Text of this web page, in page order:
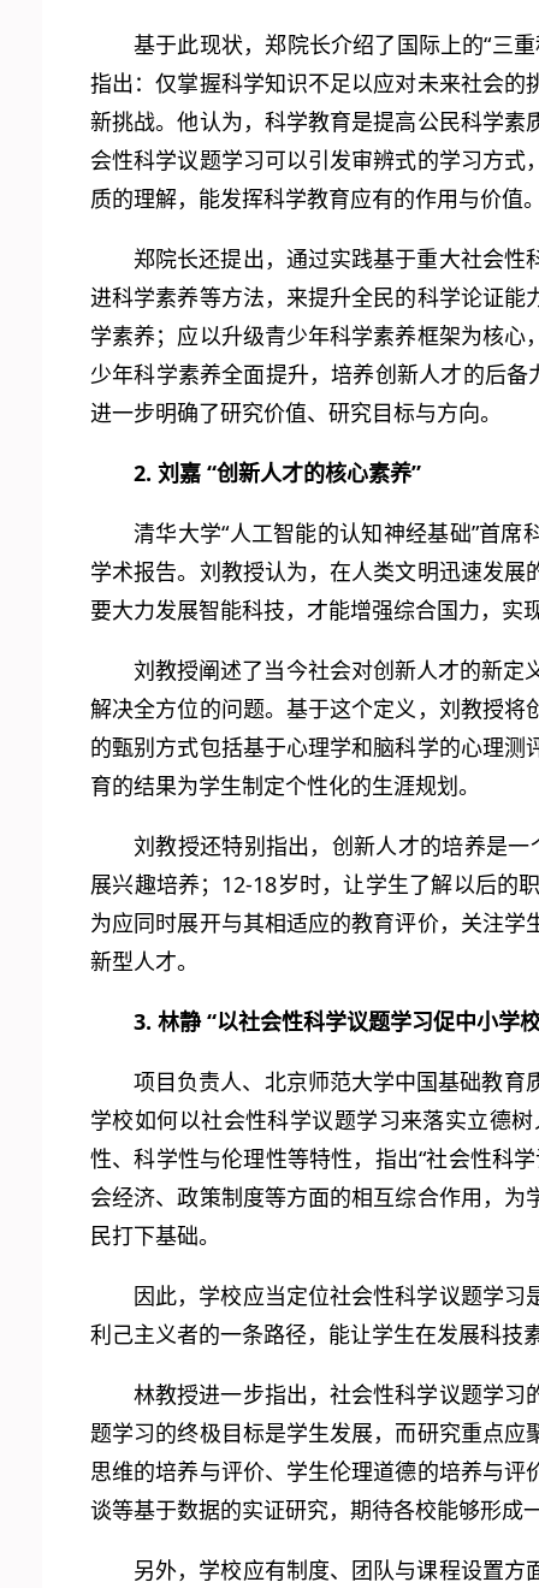
基于此现状，郑院长介绍了国际上的“三
指出：仅掌握科学知识不足以应对未来社会
新挑战。他认为，科学教育是提高公民科学
会性科学议题学习可以引发审辨式的学习方
质的理解，能发挥科学教育应有的作用与价值
郑院长还提出，通过实践基于重大社会
进科学素养等方法，来提升全民的科学论证
学素养；应以升级青少年科学素养框架为核
少年科学素养全面提升，培养创新人才的后
进一步明确了研究价值、研究目标与方向。
2. 刘嘉 “创新人才的核心素养”
清华大学“人工智能的认知神经基础”首
学术报告。刘教授认为，在人类文明迅速发
要大力发展智能科技，才能增强综合国力，
刘教授阐述了当今社会对创新人才的新
解决全方位的问题。基于这个定义，刘教授
的甄别方式包括基于心理学和脑科学的心理
育的结果为学生制定个性化的生涯规划。
刘教授还特别指出，创新人才的培养是
展兴趣培养；12-18岁时，让学生了解以后的
为应同时展开与其相适应的教育评价，关注
新型人才。
3. 林静 “以社会性科学议题学习促中小学
项目负责人、北京师范大学中国基础教育
学校如何以社会性科学议题学习来落实立德
性、科学性与伦理性等特性，指出“社会性科
会经济、政策制度等方面的相互综合作用，
民打下基础。
因此，学校应当定位社会性科学议题学
利己主义者的一条路径，能让学生在发展科技
林教授进一步指出，社会性科学议题学
题学习的终极目标是学生发展，而研究重点
思维的培养与评价、学生伦理道德的培养与
谈等基于数据的实证研究，期待各校能够形成
另外，学校应有制度、团队与课程设置